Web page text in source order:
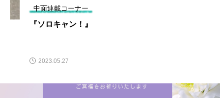
中面連載コーナー
『ソロキャン！』
2023.05.27